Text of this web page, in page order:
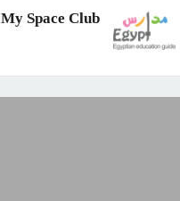
My Space Club